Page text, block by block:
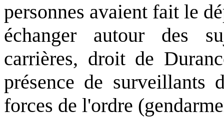
personnes avaient fait le
échanger autour des
carrières, droit de
présence de surveillants
forces de l'ordre